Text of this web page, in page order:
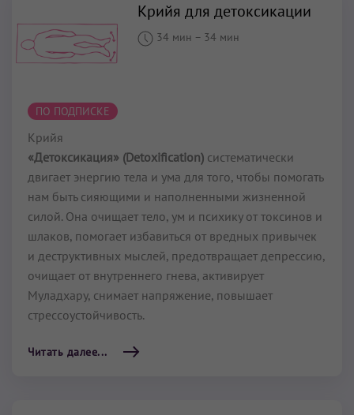
Крийя для детоксикации
34 мин – 34 мин
ПО ПОДПИСКЕ
Крийя
«Детоксикация» (Detoxification) систематически
двигает энергию тела и ума для того, чтобы помогать
нам быть сияющими и наполненными жизненной
силой. Она очищает тело, ум и психику от токсинов и
шлаков, помогает избавиться от вредных привычек
и деструктивных мыслей, предотвращает депрессию,
очищает от внутреннего гнева, активирует
Муладхару, снимает напряжение, повышает
стрессоустойчивость.
Читать далее...